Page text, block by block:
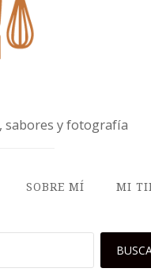
sabores y fotografía
SOBRE MÍ MI